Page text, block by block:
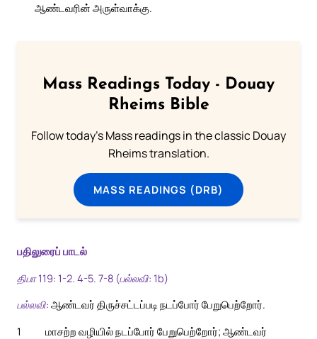
ஆண்டவரின் அருள்வாக்கு.
Mass Readings Today - Douay
Rheims Bible
Follow today's Mass readings in the classic Douay
Rheims translation.
MASS READINGS (DRB)
பதிலுரைப் பாடல்
திபா 119: 1-2. 4-5. 7-8 (பல்லவி: 1b)
பல்லவி: ஆண்டவர் திருச்சட்டப்படி நடப்போர் பேறுபெற்றோர்.
1
மாசற்ற வழியில் நடப்போர் பேறுபெற்றோர்; ஆண்டவர்